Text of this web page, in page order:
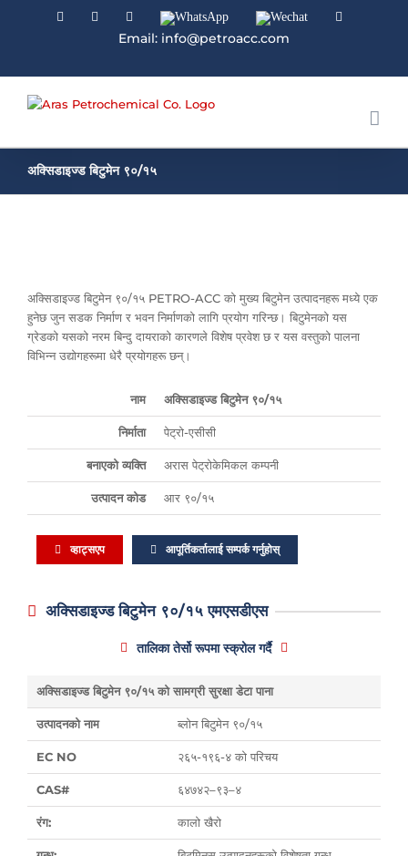
FacebookLinkedinInstagramWhatsApp Wechat
Email: info@petroacc.com
अक्सिडाइज्ड बिटुमेन ९०/१५
अक्सिडाइज्ड बिटुमेन ९०/१५ PETRO-ACC को मुख्य बिटुमेन उत्पादनहरू मध्ये एक
हुनेछ जुन सडक निर्माण र भवन निर्माणको लागि प्रयोग गरिन्छ। बिटुमेनको यस
ग्रेडको यसको नरम बिन्दु दायराको कारणले विशेष प्रवेश छ र यस वस्तुको पालना
विभिन्न उद्योगहरूमा धेरै प्रयोगहरू छन्।
नाम अक्सिडाइज्ड बिटुमेन ९०/१५
निर्माता पेट्रो-एसीसी
बनाएको व्यक्ति अरास पेट्रोकेमिकल कम्पनी
उत्पादन कोड आर ९०/१५
व्हाट्सएप आपूर्तिकर्तालाई सम्पर्क गर्नुहोस्
अक्सिडाइज्ड बिटुमेन ९०/१५ एमएसडीएस
तालिका तेर्सो रूपमा स्क्रोल गर्दै
अक्सिडाइज्ड बिटुमेन ९०/१५ को सामग्री सुरक्षा डेटा पाना
उत्पादनको नाम ब्लोन बिटुमेन ९०/१५
EC NO २६५-१९६-४ को परिचय
CAS# ६४७४२–९३–४
रंग: कालो खैरो